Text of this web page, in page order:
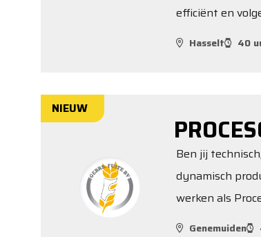
efficiënt en
Hasselt 40
NIEUW
Ben jij
dynamisch
werken als
Genemuiden